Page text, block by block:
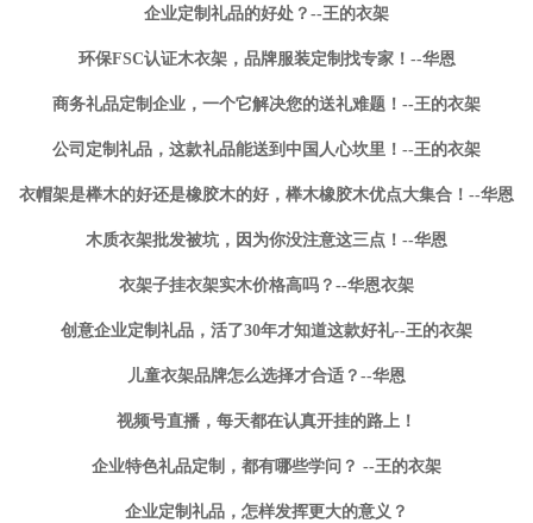
企业定制礼品的好处？--王的衣架
环保FSC认证木衣架，品牌服装定制找专家！--华恩
商务礼品定制企业，一个它解决您的送礼难题！--王的衣架
公司定制礼品，这款礼品能送到中国人心坎里！--王的衣架
衣帽架是榉木的好还是橡胶木的好，榉木橡胶木优点大集合！--华恩
木质衣架批发被坑，因为你没注意这三点！--华恩
衣架子挂衣架实木价格高吗？--华恩衣架
创意企业定制礼品，活了30年才知道这款好礼--王的衣架
儿童衣架品牌怎么选择才合适？--华恩
视频号直播，每天都在认真开挂的路上！
企业特色礼品定制，都有哪些学问？ --王的衣架
企业定制礼品，怎样发挥更大的意义？